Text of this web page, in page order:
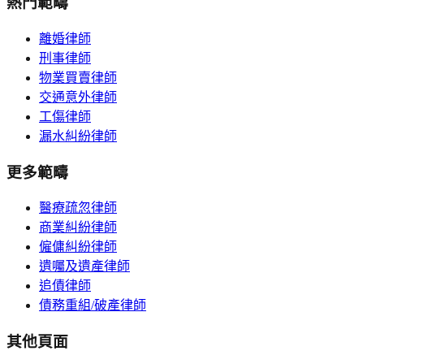
離婚律師
刑事律師
物業買賣律師
交通意外律師
工傷律師
漏水糾紛律師
更多範疇
醫療疏忽律師
商業糾紛律師
僱傭糾紛律師
遺囑及遺產律師
追債律師
債務重組/破產律師
其他頁面